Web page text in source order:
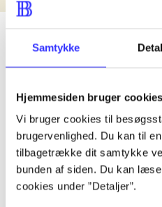
Samtykke
Hjemmesiden bruger cookies
Vi bruger cookies til
brugervenlighed. Du kan til
tilbagetrække dit samtykke
bunden af siden. Du kan
cookies under ”Detaljer”.
Nyhed
lorem ipsum dolor sit amet ...
lorem ipsum dolor sit amet ...
lorem ipsum dolor sit amet ...
lorem ipsum dolor sit amet ...
lorem ipsum dolor sit amet ...
lorem ipsum dolor sit amet ...